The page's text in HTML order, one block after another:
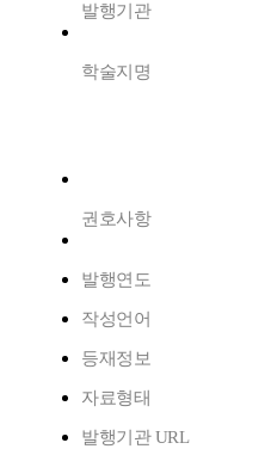
발행기관
학술지명
권호사항
발행연도
작성언어
등재정보
자료형태
발행기관 URL